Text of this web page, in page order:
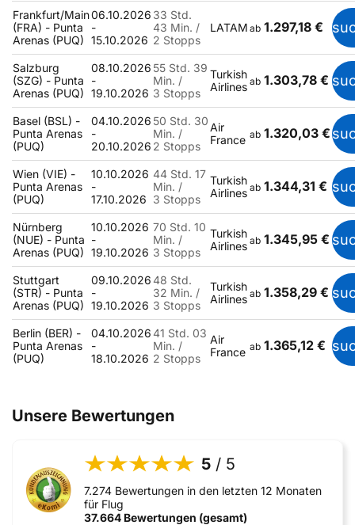
Frankfurt/Main
(FRA) - Punta
Arenas (PUQ)
06.10.2026
-
15.10.2026
33 Std.
43 Min. /
2 Stopps
LATAM ab 1.297,18 €
Salzburg
(SZG) - Punta
Arenas (PUQ)
08.10.2026
-
19.10.2026
55 Std. 39
Min. /
3 Stopps
Turkish
Airlines ab 1.303,78 €
Basel (BSL) -
Punta Arenas
(PUQ)
04.10.2026
-
20.10.2026
50 Std. 30
Min. /
2 Stopps
Air
France ab 1.320,03 €
Wien (VIE) -
Punta Arenas
(PUQ)
10.10.2026
-
17.10.2026
44 Std. 17
Min. /
3 Stopps
Turkish
Airlines ab 1.344,31 €
Nürnberg
(NUE) - Punta
Arenas (PUQ)
10.10.2026
-
19.10.2026
70 Std. 10
Min. /
3 Stopps
Turkish
Airlines ab 1.345,95 €
Stuttgart
(STR) - Punta
Arenas (PUQ)
09.10.2026
-
19.10.2026
48 Std.
32 Min. /
3 Stopps
Turkish
Airlines ab 1.358,29 €
Berlin (BER) -
Punta Arenas
(PUQ)
04.10.2026
-
18.10.2026
41 Std. 03
Min. /
2 Stopps
Air
France ab 1.365,12 €
Unsere Bewertungen
5 / 5
7.274 Bewertungen in den letzten 12 Monaten
für Flug
37.664 Bewertungen (gesamt)